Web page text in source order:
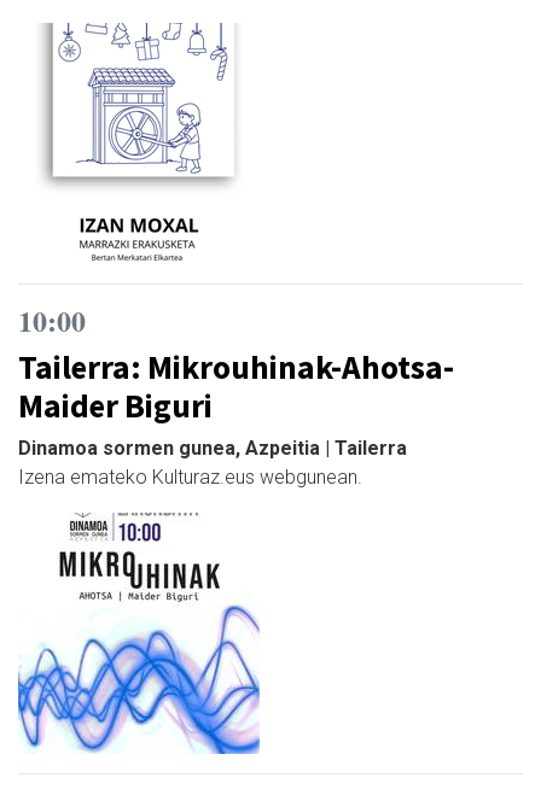
10:00
Tailerra: Mikrouhinak-Ahotsa-
Maider Biguri
Dinamoa sormen gunea, Azpeitia | Tailerra
Izena emateko Kulturaz.eus webgunean.